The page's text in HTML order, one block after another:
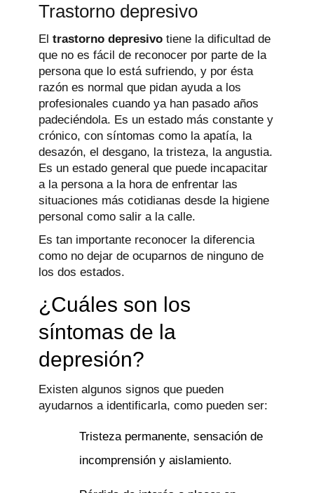
Trastorno depresivo
El trastorno depresivo tiene la dificultad de
que no es fácil de reconocer por parte de la
persona que lo está sufriendo, y por ésta
razón es normal que pidan ayuda a los
profesionales cuando ya han pasado años
padeciéndola. Es un estado más constante y
crónico, con síntomas como la apatía, la
desazón, el desgano, la tristeza, la angustia.
Es un estado general que puede incapacitar
a la persona a la hora de enfrentar las
situaciones más cotidianas desde la higiene
personal como salir a la calle.
Es tan importante reconocer la diferencia
como no dejar de ocuparnos de ninguno de
los dos estados.
¿Cuáles son los
síntomas de la
depresión?
Existen algunos signos que pueden
ayudarnos a identificarla, como pueden ser:
Tristeza permanente, sensación de
incomprensión y aislamiento.